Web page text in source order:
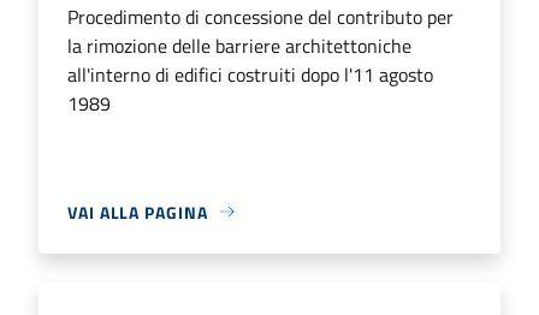
Procedimento di concessione del contributo per
la rimozione delle barriere architettoniche
all'interno di edifici costruiti dopo l'11 agosto
1989
VAI ALLA PAGINA